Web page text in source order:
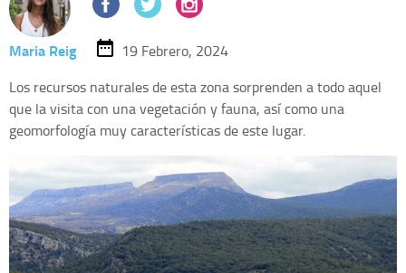
Maria Reig
19 Febrero, 2024
Los recursos naturales de esta zona sorprenden a todo aquel
que la visita con una vegetación y fauna, así como una
geomorfología muy características de este lugar.